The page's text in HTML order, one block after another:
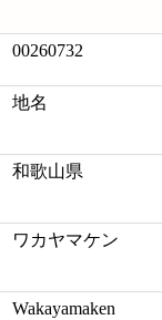
00260732
地名
和歌山県
ワカヤマケン
Wakayamaken